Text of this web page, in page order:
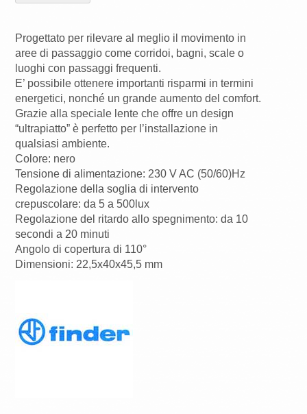
Progettato per rilevare al meglio il movimento in
aree di passaggio come corridoi, bagni, scale o
luoghi con passaggi frequenti.
E’ possibile ottenere importanti risparmi in termini
energetici, nonché un grande aumento del comfort.
Grazie alla speciale lente che offre un design
“ultrapiatto” è perfetto per l’installazione in
qualsiasi ambiente.
Colore: nero
Tensione di alimentazione: 230 V AC (50/60)Hz
Regolazione della soglia di intervento
crepuscolare: da 5 a 500lux
Regolazione del ritardo allo spegnimento: da 10
secondi a 20 minuti
Angolo di copertura di 110°
Dimensioni: 22,5x40x45,5 mm